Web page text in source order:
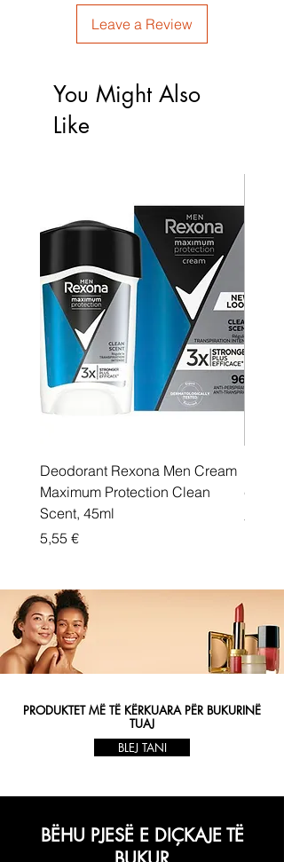
Leave a Review
You Might Also
Like
Deodorant Rexona Men Cream
Maximum Protection Clean
Scent, 45ml
Price
5,55 €
Price
5,55 €
PRODUKTET MË TË KËRKUARA PËR BUKURINË
TUAJ
BLEJ TANI
BËHU PJESË E DIÇKAJE TË